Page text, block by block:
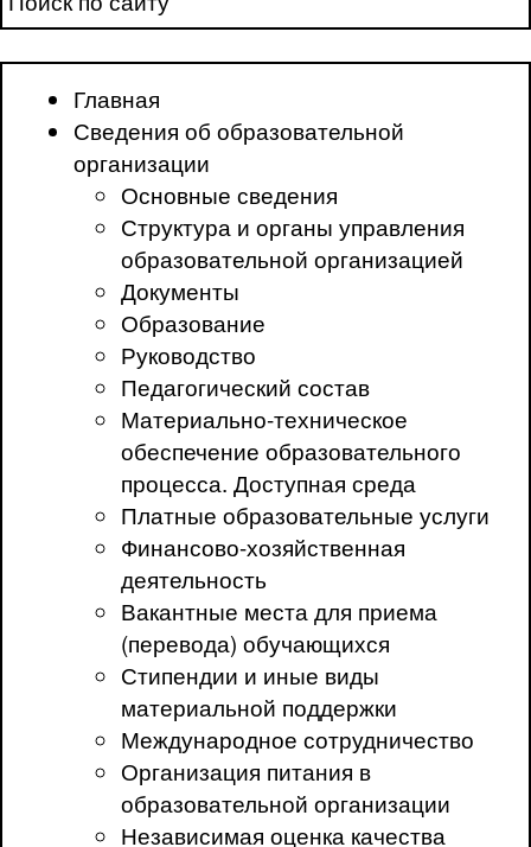
Главная
Сведения об образовательной
организации
Основные сведения
Структура и органы управления
образовательной организацией
Документы
Образование
Руководство
Педагогический состав
Материально-техническое
обеспечение образовательного
процесса. Доступная среда
Платные образовательные услуги
Финансово-хозяйственная
деятельность
Вакантные места для приема
(перевода) обучающихся
Стипендии и иные виды
материальной поддержки
Международное сотрудничество
Организация питания в
образовательной организации
Независимая оценка качества